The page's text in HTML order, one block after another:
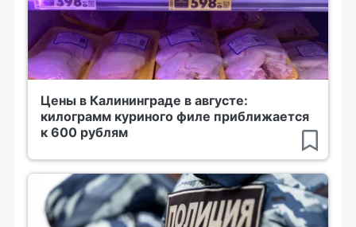
Цены в Калининграде в августе:
килограмм куриного филе приближается
к 600 рублям